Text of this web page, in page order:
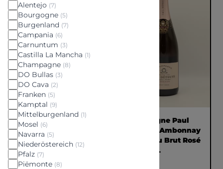
Alentejo (7)
Bourgogne (5)
Burgenland (7)
Campania (6)
Carnuntum (3)
Castilla La Mancha (1)
Champagne (8)
DO Bullas (3)
DO Cava (2)
Franken (5)
Kamptal (9)
Mittelburgenland (1)
Mosel (6)
Navarra (5)
Niederöstereich (12)
Pfalz (7)
Piëmonte (8)
Champagne Paul
Déthune Ambonnay
Grand Cru Extra Brut
N.V. 0,75L
Champagne Paul
Déthune Ambonnay
Grand Cru Brut Rosé
N.V. 0,75L